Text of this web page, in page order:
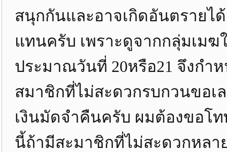
สนุกกันและอาจเกิดอันตรายไ
แทนครับ เพราะดูจากกลุ่มเม
ประมาณวันที่ 20หรือ21 จึงกำ
สมาชิกที่ไม่สะดวกรบกวนขอ
เงินมัดจำคืนครับ ผมต้องขอโ
นี้ถ้ามีสะมาชิกที่ไม่สะดวกหล